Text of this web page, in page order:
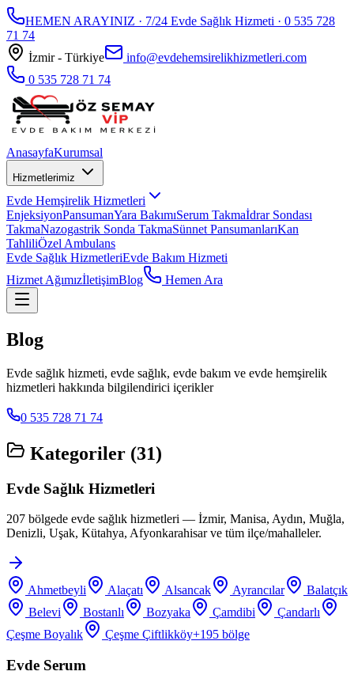
HEMEN ARAYINIZ · 7/24 Evde Sağlık Hizmeti · 0 535 728
71 74
İzmir - Türkiye
info@evdehemsirelikhizmetleri.com
0 535 728 71 74
AnasayfaKurumsal
Hizmetlerimiz
Evde Hemşirelik Hizmetleri
EnjeksiyonPansumanYara BakımıSerum Takmaİdrar Sondası
TakmaNazogastrik Sonda TakmaSünnet PansumanlarıKan
TahliliÖzel Ambulans
Evde Sağlık HizmetleriEvde Bakım Hizmeti
Hizmet AğımızİletişimBlog Hemen Ara
Blog
Evde sağlık hizmeti, evde sağlık, evde bakım ve evde hemşirelik
hizmetleri hakkında bilgilendirici içerikler
0 535 728 71 74
Kategoriler (31)
Evde Sağlık Hizmetleri
207 bölgede evde sağlık hizmetleri — İzmir, Manisa, Aydın, Muğla,
Denizli, Uşak, Kütahya, Afyonkarahisar ve tüm ilçe/mahalleler.
Ahmetbeyli Alaçatı Alsancak Ayrancılar
Balatçık
Belevi
Bostanlı Bozyaka Çamdibi
Çandarlı
Çeşme Boyalık
Çeşme Çiftlikköy+195 bölge
Evde Serum